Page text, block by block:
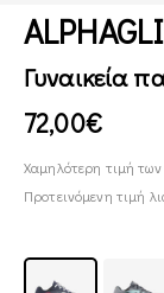
Γυναικεία
72,00€
Χαμηλότερη τιμή
Προτεινόμενη τιμή